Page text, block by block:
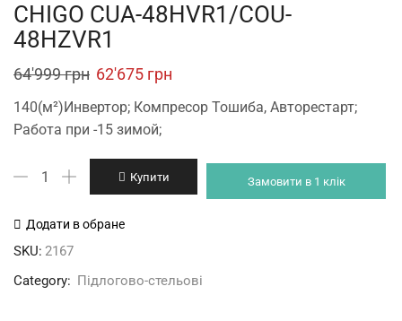
CHIGO CUA-48HVR1/COU-
48HZVR1
64'999грн Original
was:
62'675 грн
140(м²)Инвертор; Компресор Тошиба, Авторестарт;
Работа при -15 зимой;
CHIGO
48HVR1/COU-
Купити Замовити в 1 клік
Додати в обране
SKU: 2167
Category: Підлогово-стельові